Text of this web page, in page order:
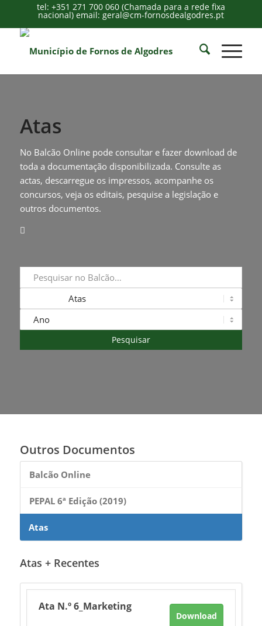
tel: +351 271 700 060 (Chamada para a rede fixa
nacional) email: geral@cm-fornosdealgodres.pt
Atas
No Balcão Online pode consultar e fazer download de
toda a documentação disponibilizada. Consulte as
actas, descarregue os impressos, acompanhe os
concursos, veja os editais, pesquise a legislação e
outros documentos.
Outros Documentos
Balcão Online
PEPAL 6ª Edição (2019)
Atas
Atas + Recentes
Ata N.º 6_Marketing
Download